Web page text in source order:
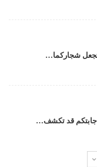
إجابتكم قد تكشف…